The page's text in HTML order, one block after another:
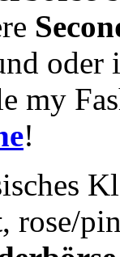
oder
my
!
, rose/